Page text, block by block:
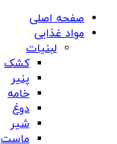
صفحه اصلی
مواد غذایی
لبنیات
کشک
پنیر
خامه
دوغ
شیر
ماست